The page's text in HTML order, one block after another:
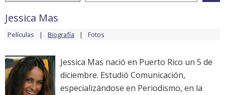
Jessica Mas
Películas Biografía Fotos
Jessica Mas nació en Puerto Rico un 5 de
diciembre. Estudió Comunicación,
especializándose en Periodismo, en la